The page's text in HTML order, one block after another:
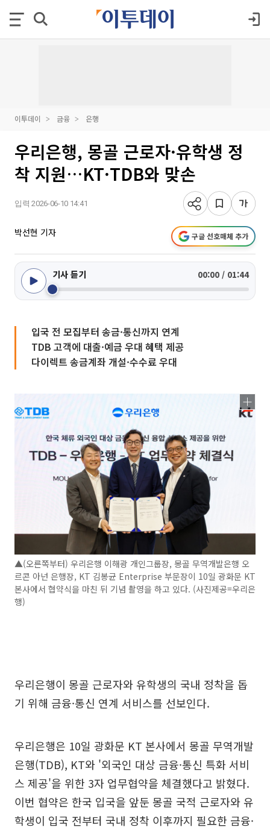
이투데이 금융 은행
우리은행, 몽골 근로자·유학생 정
착 지원…KT·TDB와 맞손
입력 2026-06-10 14:41
박선현 기자 구글 선호매체 추가
기사 듣기 00:00 / 01:44
입국 전 모집부터 송금·통신까지 연계
TDB 고객에 대출·예금 우대 혜택 제공
다이렉트 송금계좌 개설·수수료 우대
▲(오른쪽부터) 우리은행 이해광 개인그룹장, 몽골 무역개발은행 오
르콘 아넌 은행장, KT 김봉균 Enterprise 부문장이 10일 광화문 KT
본사에서 협약식을 마친 뒤 기념 촬영을 하고 있다. (사진제공=우리은
행)
우리은행이 몽골 근로자와 유학생의 국내 정착을 돕
기 위해 금융·통신 연계 서비스를 선보인다.
우리은행은 10일 광화문 KT 본사에서 몽골 무역개발
은행(TDB), KT와 '외국인 대상 금융·통신 특화 서비
스 제공'을 위한 3자 업무협약을 체결했다고 밝혔다.
이번 협약은 한국 입국을 앞둔 몽골 국적 근로자와 유
학생이 입국 전부터 국내 정착 이후까지 필요한 금융·